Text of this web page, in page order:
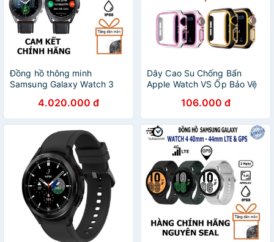
Đồng hồ thông minh
Samsung Galaxy Watch 3
Chính hãng Samsung
4.020.000 đ
Dây Cao Su Chống Bẩn
Apple Watch VS Ốp Bảo Vệ
7/6/5/SE/4/3/2/1 Size 38-
40-41-42-44-45
106.000 đ